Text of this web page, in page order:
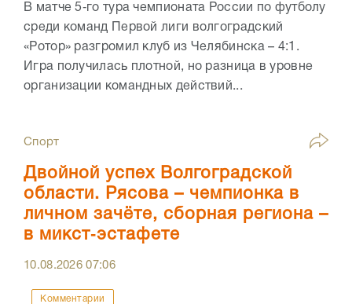
В матче 5‑го тура чемпионата России по футболу
среди команд Первой лиги волгоградский
«Ротор» разгромил клуб из Челябинска – 4:1.
Игра получилась плотной, но разница в уровне
организации командных действий...
Спорт
Двойной успех Волгоградской
области. Рясова – чемпионка в
личном зачёте, сборная региона –
в микст‑эстафете
10.08.202607:06
Комментарии